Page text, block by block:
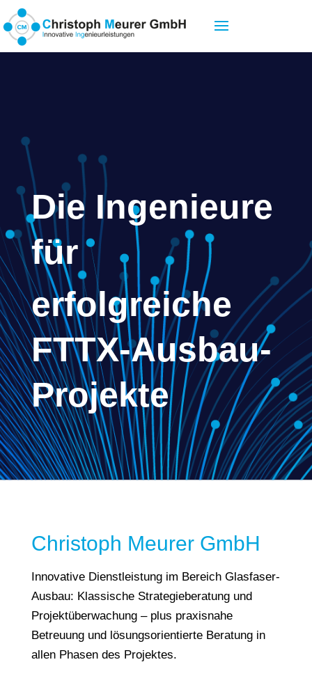
Die Ingenieure
für
erfolgreiche
FTTX-Ausbau-
Projekte
Christoph Meurer GmbH
Innovative Dienstleistung im Bereich Glasfaser-
Ausbau: Klassische Strategieberatung und
Projektüberwachung – plus praxisnahe
Betreuung und lösungsorientierte Beratung in
allen Phasen des Projektes.